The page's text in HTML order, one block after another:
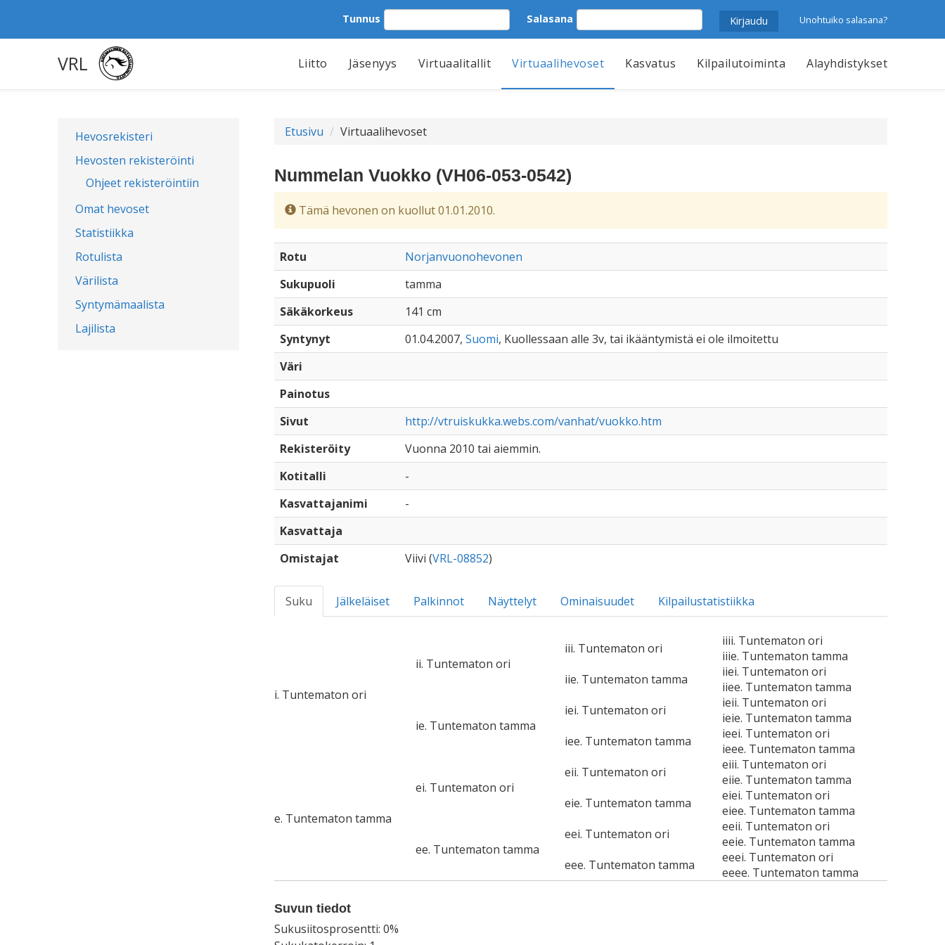
Tunnus Salasana Unohtuiko salasana?
VRL Liitto Jäsenyys Virtuaalitallit Virtuaalihevoset Kasvatus Kilpailutoiminta Alayhdistykset
Hevosrekisteri
Hevosten rekisteröinti
Ohjeet rekisteröintiin
Omat hevoset
Statistiikka
Rotulista
Värilista
Syntymämaalista
Lajilista
Etusivu Virtuaalihevoset
Nummelan Vuokko (VH06-053-0542)
Tämä hevonen on kuollut 01.01.2010.
Rotu
Norjanvuonohevonen
Sukupuoli
tamma
Säkäkorkeus
141 cm
Syntynyt
01.04.2007, Suomi, Kuollessaan alle 3v, tai ikääntymistä ei ole ilmoitettu
Väri
Painotus
Sivut
http://vtruiskukka.webs.com/vanhat/vuokko.htm
Rekisteröity
Vuonna 2010 tai aiemmin.
Kotitalli
-
Kasvattajanimi
-
Kasvattaja
Omistajat
Viivi (VRL-08852)
Suku Jälkeläiset Palkinnot Näyttelyt Ominaisuudet Kilpailustatistiikka
i. Tuntematon ori
ii. Tuntematon ori
iii. Tuntematon ori
iiii. Tuntematon ori
iiie. Tuntematon tamma
iie. Tuntematon tamma
iiei. Tuntematon ori
iiee. Tuntematon tamma
ie. Tuntematon tamma
iei. Tuntematon ori
ieii. Tuntematon ori
ieie. Tuntematon tamma
iee. Tuntematon tamma
ieei. Tuntematon ori
ieee. Tuntematon tamma
e. Tuntematon tamma
ei. Tuntematon ori
eii. Tuntematon ori
eiii. Tuntematon ori
eiie. Tuntematon tamma
eie. Tuntematon tamma
eiei. Tuntematon ori
eiee. Tuntematon tamma
ee. Tuntematon tamma
eei. Tuntematon ori
eeii. Tuntematon ori
eeie. Tuntematon tamma
eee. Tuntematon tamma
eeei. Tuntematon ori
eeee. Tuntematon tamma
Suvun tiedot
Sukusiitosprosentti: 0%